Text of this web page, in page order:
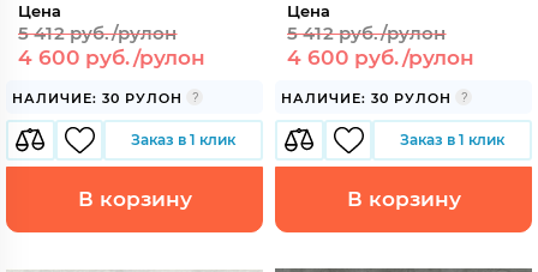
Цена
5 412 руб./рулон
4 600 руб./рулон
НАЛИЧИЕ: 30 РУЛОН
Заказ в 1 клик
В корзину
Цена
5 412 руб./рулон
4 600 руб./рулон
НАЛИЧИЕ: 30 РУЛОН
Заказ в 1 клик
В корзину